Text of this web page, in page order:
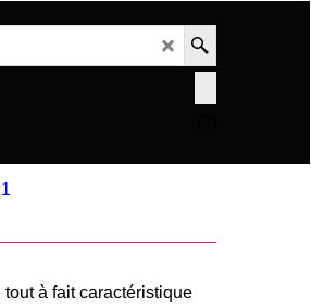
à fait caractéristique